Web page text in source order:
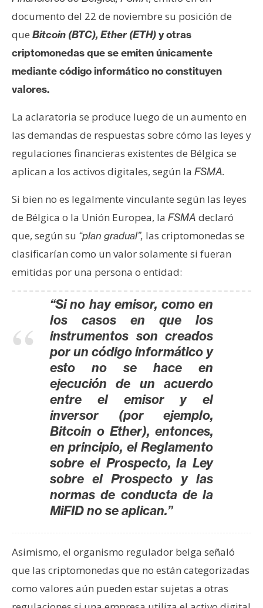
n
a
e
s
e
c
u
r
s
o
C
c
d
a
d
documento del 22 de noviembre su posición de
que Bitcoin (BTC), Ether (ETH)y otras
criptomonedas que se emiten únicamente
mediante código informático no constituyen
valores.
La aclaratoria se produce luego de un aumento en
las demandas de respuestas sobre cómo las leyes y
regulaciones financieras existentes de Bélgica se
aplican a los activos digitales, según la FSMA.
Si bien no es legalmente vinculante según las leyes
de Bélgica o la Unión Europea, la FSMA declaró
que, según su “plan gradual”, las criptomonedas se
clasificarían como un valor solamente si fueran
emitidas por una persona o entidad:
“Si no hay emisor, como en
los casos en que los
instrumentos son creados
por un código informático y
esto no se hace en
ejecución de un acuerdo
entre el emisor y el
inversor (por ejemplo,
Bitcoin o Ether), entonces,
en principio, el Reglamento
sobre el Prospecto, la Ley
sobre el Prospecto y las
normas de conducta de la
MiFID no se aplican.”
Asimismo, el organismo regulador belga señaló
que las criptomonedas que no están categorizadas
como valores aún pueden estar sujetas a otras